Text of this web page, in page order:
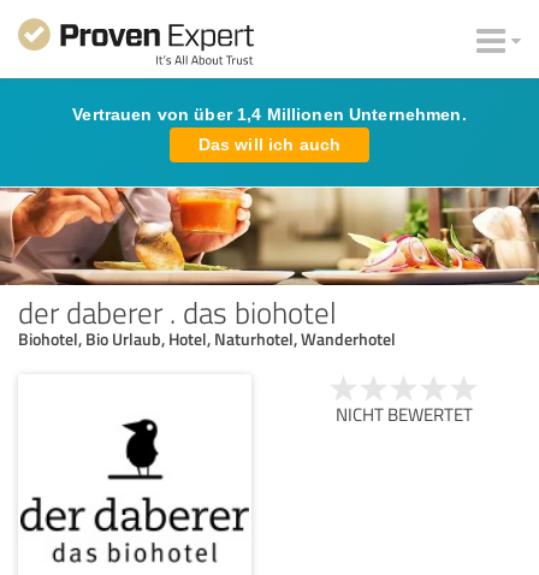
Vertrauen von über 1,4 Millionen Unternehmen.
Das will ich auch
der daberer . das biohotel
Biohotel, Bio Urlaub, Hotel, Naturhotel, Wanderhotel
NICHT BEWERTET